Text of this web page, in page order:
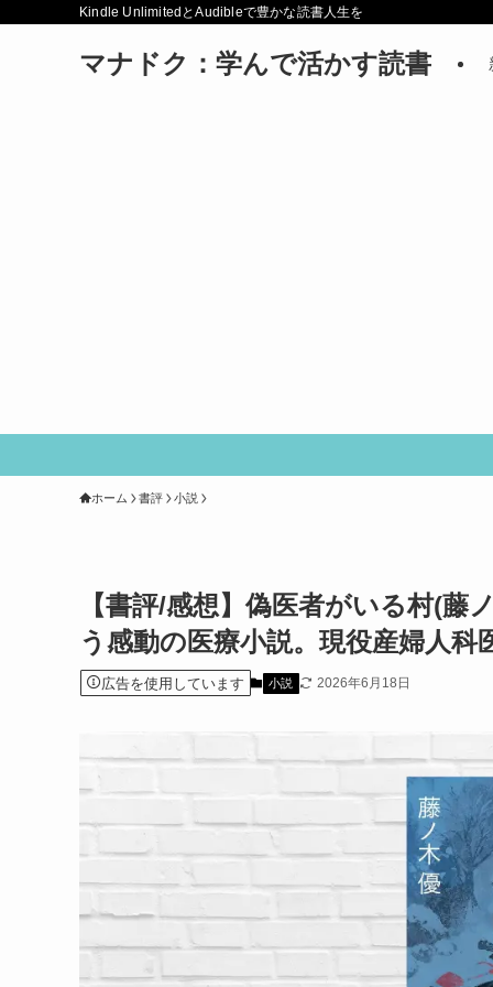
Kindle UnlimitedとAudibleで豊かな読書人生を
マナドク：学んで活かす読書
ホーム 書評 小説
【書評/感想】偽医者がいる村(
う感動の医療小説。現役産婦人
広告を使用しています 小説 2026年6月18日